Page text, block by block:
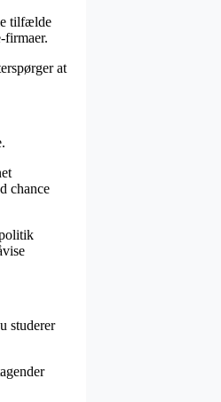
tilfælde
firmaer.
at
chance
studerer